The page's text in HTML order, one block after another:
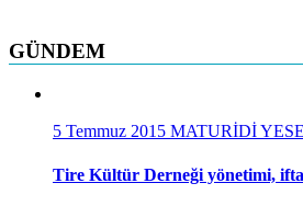
GÜNDEM
5 Temmuz 2015 MATURİDİ
Tire Kültür Derneği yönetimi,